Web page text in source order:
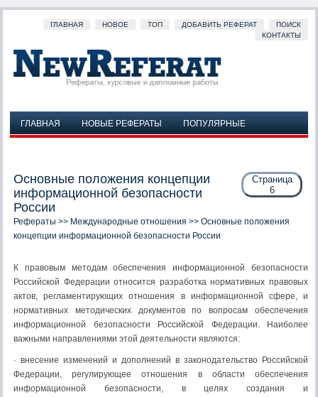
ГЛАВНАЯ НОВОЕ ТОП ДОБАВИТЬ РЕФЕРАТ
ПОИСК
КОНТАКТЫ
ГЛАВНАЯ НОВЫЕ РЕФЕРАТЫ
ПОПУЛЯРНЫЕ
Страница
6
Основные положения концепции
информационной безопасности
России
Рефераты >> Международные отношения >> Основные положения
концепции информационной безопасности России
К правовым методам обеспечения информационной безопасности
Российской Федерации относится разработка нормативных правовых
актов, регламентирующих отношения в информационной сфере, и
нормативных методических документов по вопросам обеспечения
информационной безопасности Российской Федерации. Наиболее
важными направлениями этой деятельности являются:
· внесение изменений и дополнений в законодательство Российской
Федерации, регулирующее отношения в области обеспечения
информационной безопасности, в целях создания и